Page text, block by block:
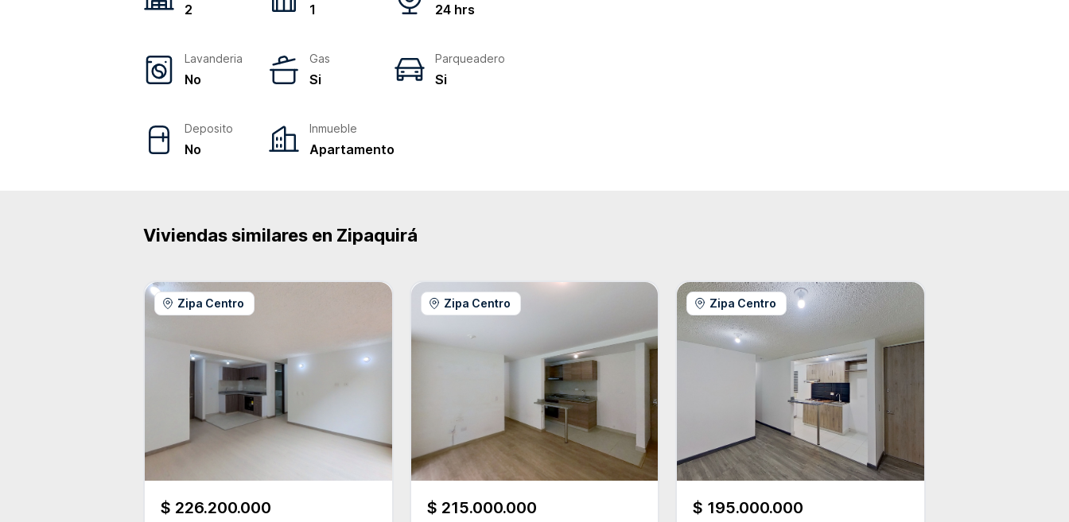
2 1 24 hrs
Lavanderia
No
Gas
Si
Parqueadero
Si
Deposito
No
Inmueble
Apartamento
Viviendas similares en Zipaquirá
Zipa Centro
$ 226.200.000
Zipa Centro
$ 215.000.000
Zipa Centro
$ 195.000.000